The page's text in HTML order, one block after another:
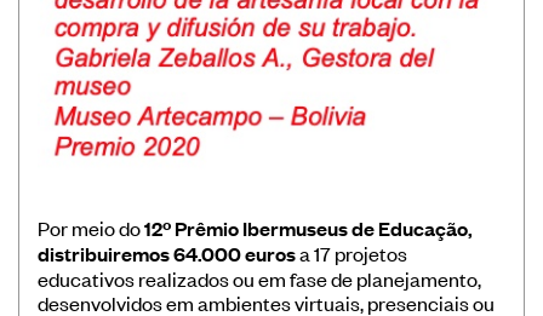
Notícias
Plataforma de Diagnósticos
Entre em contato
Assine nossa newsletter
Por meio do12º Prêmio Ibermuseus de Educação,
distribuiremos 64.000 eurosa 17 projetos
educativos realizados ou em fase de planejamento,
desenvolvidos em ambientes virtuais, presenciais ou